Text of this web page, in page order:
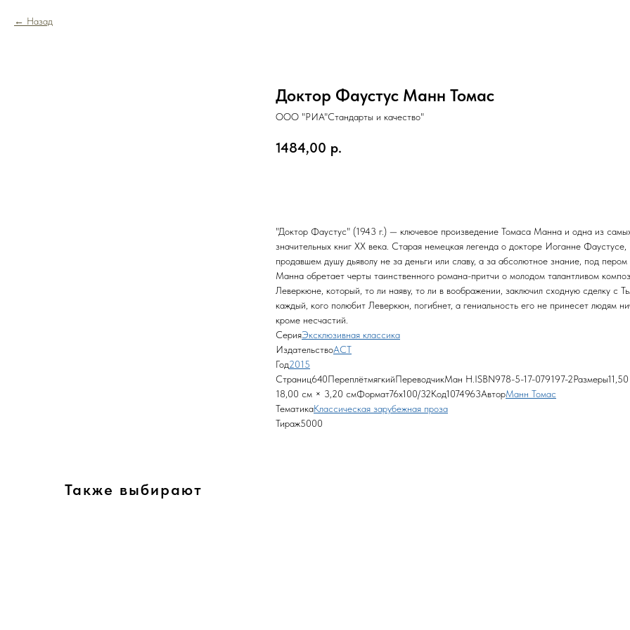
Назад
Доктор Фаустус Манн Томас
ООО "РИА"Стандарты и качество"
1484,00 р.
"Доктор Фаустус" (1943 г.) — ключевое произведение Томаса Манна и одна из
значительных книг ХХ века. Старая немецкая легенда о докторе Иоганне Фаустусе,
продавшем душу дьяволу не за деньги или славу, а за абсолютное знание, под
Манна обретает черты таинственного романа-притчи о молодом талантливом
Леверкюне, который, то ли наяву, то ли в воображении, заключил сходную сделку с
каждый, кого полюбит Леверкюн, погибнет, а гениальность его не принесет людям
кроме несчастий.
СерияЭксклюзивная классика
ИздательствоАСТ
Год2015
Страниц640ПереплётмягкийПереводчикМан Н.ISBN978-5-17-079197-
18,00 см × 3,20 смФормат76x100/32Код1074963АвторМанн Томас
ТематикаКлассическая зарубежная проза
Тираж5000
Также выбирают